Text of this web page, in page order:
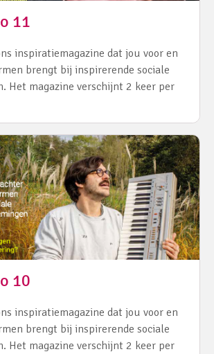
11
inspiratiemagazine dat jou voor en
brengt bij inspirerende sociale
Het magazine verschijnt 2 keer per
10
inspiratiemagazine dat jou voor en
brengt bij inspirerende sociale
Het magazine verschijnt 2 keer per